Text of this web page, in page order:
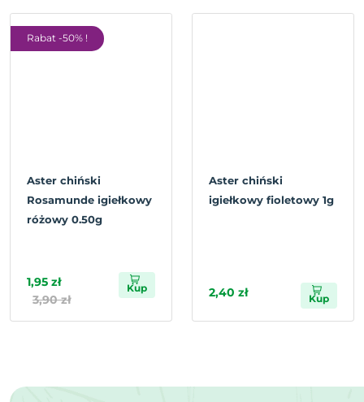
Rabat -50% !
Aster chiński
Rosamunde igiełkowy
różowy 0.50g
1,95 zł
3,90 zł
Kup
Aster chiński
igiełkowy fioletowy 1g
2,40 zł Kup